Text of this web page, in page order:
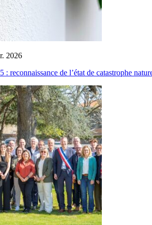
2026
: reconnaissance de l’état de catastrophe